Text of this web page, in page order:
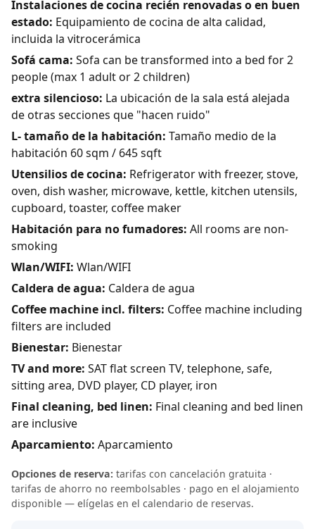
Instalaciones de cocina recién renovadas o en buen
estado: Equipamiento de cocina de alta calidad,
incluida la vitrocerámica
Sofá cama: Sofa can be transformed into a bed for 2
people (max 1 adult or 2 children)
extra silencioso: La ubicación de la sala está alejada
de otras secciones que "hacen ruido"
L- tamaño de la habitación: Tamaño medio de la
habitación 60 sqm / 645 sqft
Utensilios de cocina: Refrigerator with freezer, stove,
oven, dish washer, microwave, kettle, kitchen utensils,
cupboard, toaster, coffee maker
Habitación para no fumadores: All rooms are non-
smoking
Wlan/WIFI: Wlan/WIFI
Caldera de agua: Caldera de agua
Coffee machine incl. filters: Coffee machine including
filters are included
Bienestar: Bienestar
TV and more: SAT flat screen TV, telephone, safe,
sitting area, DVD player, CD player, iron
Final cleaning, bed linen: Final cleaning and bed linen
are inclusive
Aparcamiento: Aparcamiento
Opciones de reserva: tarifas con cancelación gratuita ·
tarifas de ahorro no reembolsables · pago en el alojamiento
disponible — elígelas en el calendario de reservas.